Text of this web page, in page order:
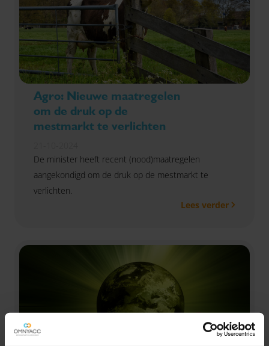
Agro: Nieuwe maatregelen
om de druk op de
mestmarkt te verlichten
De minister heeft recent (nood)maatregelen
aangekondigd om de druk op de mestmarkt te
verlichten.
Lees verder